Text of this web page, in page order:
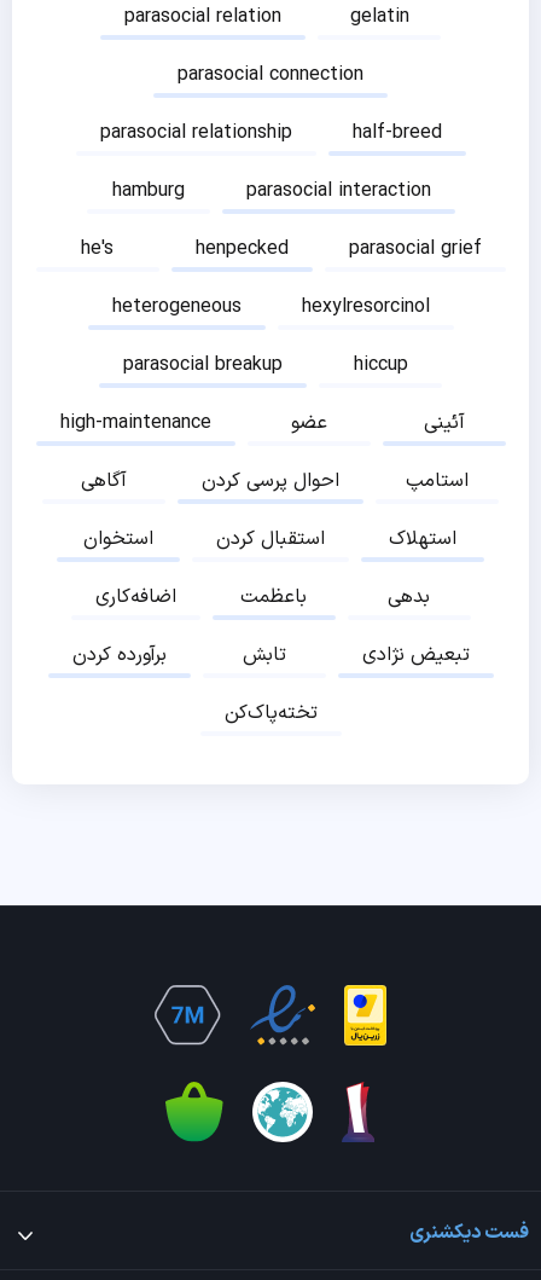
parasocial relation
gelatin
parasocial connection
parasocial relationship
half-breed
hamburg
parasocial interaction
he's
henpecked
parasocial grief
heterogeneous
hexylresorcinol
parasocial breakup
hiccup
high-maintenance
عضو
آئینی
آگاهی
احوال پرسی کردن
استامپ
استخوان
استقبال کردن
استهلاک
اضافه‌کاری
باعظمت
بدهی
برآورده کردن
تابش
تبعیض نژادی
تخته‌پاک‌کن
فست دیکشنری